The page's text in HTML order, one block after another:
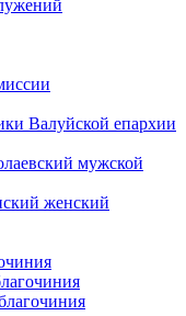
Валуйской епархии
мужской
женский